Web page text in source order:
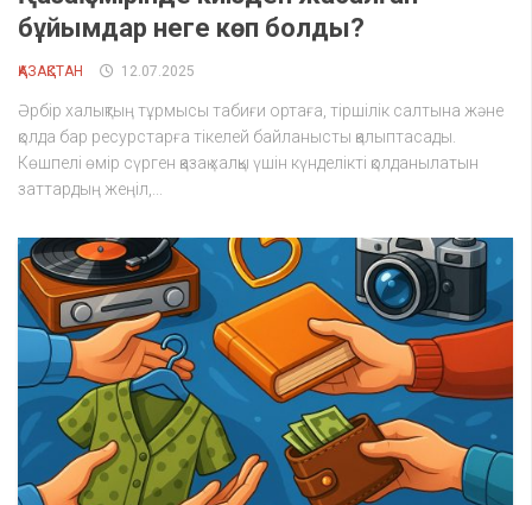
бұйымдар неге көп болды?
ҚАЗАҚСТАН 12.07.2025
Әрбір халықтың тұрмысы табиғи ортаға, тіршілік салтына және
қолда бар ресурстарға тікелей байланысты қалыптасады.
Көшпелі өмір сүрген қазақ халқы үшін күнделікті қолданылатын
заттардың жеңіл,...